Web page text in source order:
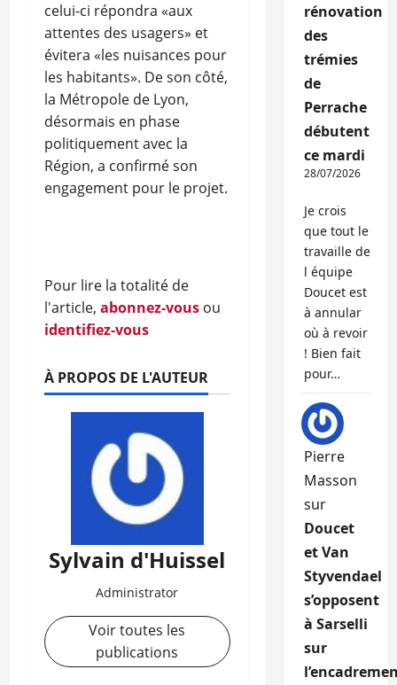
celui-ci répondra «aux
attentes des usagers» et
évitera «les nuisances pour
les habitants». De son côté,
la Métropole de Lyon,
désormais en phase
politiquement avec la
Région, a confirmé son
engagement pour le projet.
Pour lire la totalité de
l'article, abonnez-vous ou
identifiez-vous
À PROPOS DE L'AUTEUR
Sylvain d'Huissel
Administrator
Voir toutes les
publications
rénovation
des
trémies
de
Perrache
débutent
ce mardi
28/07/2026
Je crois
que tout le
travaille de
l équipe
Doucet est
à annular
où à revoir
! Bien fait
pour…
Pierre
Masson
sur
Doucet
et Van
Styvendael
s’opposent
à Sarselli
sur